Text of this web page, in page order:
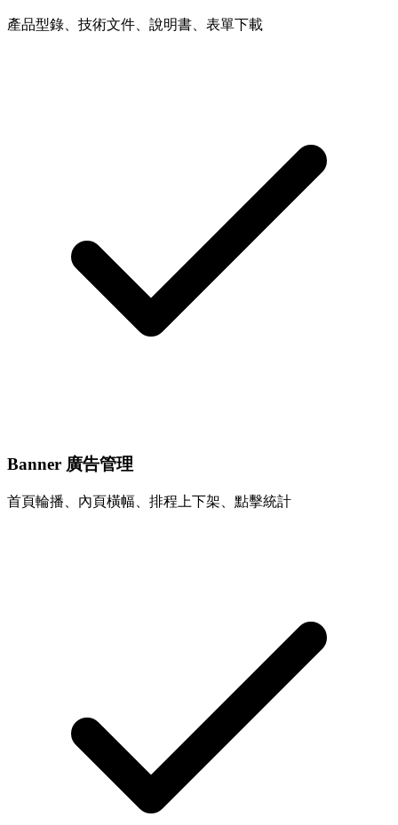
產品型錄、技術文件、說明書、表單下載
Banner 廣告管理
首頁輪播、內頁橫幅、排程上下架、點擊統計